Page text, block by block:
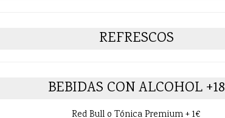
REFRESCOS
BEBIDAS CON ALCOHOL +18
Red Bull o Tónica Premium + 1€